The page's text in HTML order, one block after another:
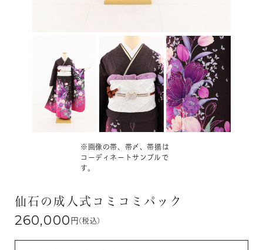
※画像の帯、帯〆、帯揚は
コーディネートサンプルで
す。
仙石の成人式コミコミパック
260,000 円 (税込)